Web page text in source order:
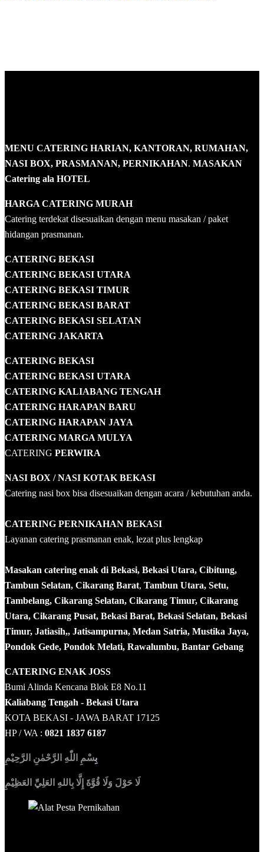
MENU CATERING HARIAN, KANTORAN, RUMAHAN,
NASI BOX, PRASMANAN, PERNIKAHAN. MASAKAN
Catering ala HOTEL
HARGA CATERING MURAH
Catering terdekat disesuaikan dengan menu masakan / paket
hidangan prasmanan.
CATERING BEKASI
CATERING BEKASI UTARA
CATERING BEKASI TIMUR
CATERING BEKASI BARAT
CATERING BEKASI SELATAN
CATERING JAKARTA
CATERING BEKASI
CATERING BEKASI UTARA
CATERING KALIABANG TENGAH
CATERING HARAPAN BARU
CATERING HARAPAN JAYA
CATERING MARGA MULYA
CATERING PERWIRA
NASI BOX / NASI KOTAK BEKASI
Catering nasi box bisa disesuaikan dengan acara / kebutuhan anda.
CATERING PERNIKAHAN BEKASI
Layanan catering prasmanan enak, lezat plus lengkap
Masakan catering enak di Bekasi, Bekasi Utara, Cibitung,
Tambun Selatan, Cikarang Barat, Tambun Utara, Setu,
Tambelang, Cikarang Selatan, Cikarang Timur, Cikarang
Utara, Cikarang Pusat, Bekasi Barat, Bekasi Selatan, Bekasi
Timur, Jatiasih,, Jatisampurna, Medan Satria, Mustika Jaya,
Pondok Gede, Pondok Melati, Rawalumbu, Bantar Gebang
CATERING ENAK JOSS
Bumi Alinda Kencana Blok E8 No.11
Kaliabang Tengah - Bekasi Utara
KOTA BEKASI - JAWA BARAT 17125
HP / WA : 0821 1837 6187
بِسْمِ اللّٰهِ الرَّحْمٰنِ الرَّحِيْمِ
لَا حَوْلَ وَلَا قُوَّةَ إِلَّا بِاللهِ العَلِيِّ العَظِيْمِ